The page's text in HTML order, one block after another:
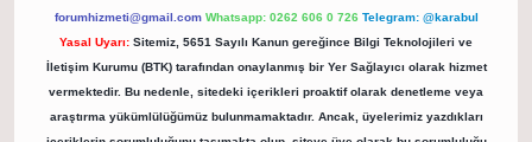
forumhizmeti@gmail.com Whatsapp: 0262 606 0 726 Telegram: @karabul
Yasal Uyarı: Sitemiz, 5651 Sayılı Kanun gereğince Bilgi Teknolojileri ve
İletişim Kurumu (BTK) tarafından onaylanmış bir Yer Sağlayıcı olarak hizmet
vermektedir. Bu nedenle, sitedeki içerikleri proaktif olarak denetleme veya
araştırma yükümlülüğümüz bulunmamaktadır. Ancak, üyelerimiz yazdıkları